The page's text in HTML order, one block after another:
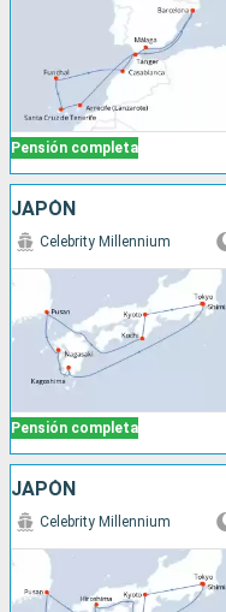
Pensión completa
JAPÓN
Pensión completa
Celebrity Millennium
JAPÓN
Celebrity Millennium